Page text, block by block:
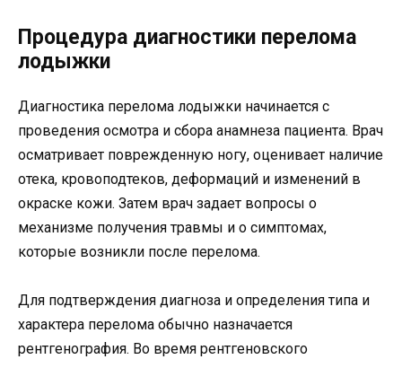
Процедура диагностики перелома
лодыжки
Диагностика перелома лодыжки начинается с
проведения осмотра и сбора анамнеза пациента. Врач
осматривает поврежденную ногу, оценивает наличие
отека, кровоподтеков, деформаций и изменений в
окраске кожи. Затем врач задает вопросы о
механизме получения травмы и о симптомах,
которые возникли после перелома.
Для подтверждения диагноза и определения типа и
характера перелома обычно назначается
рентгенография. Во время рентгеновского